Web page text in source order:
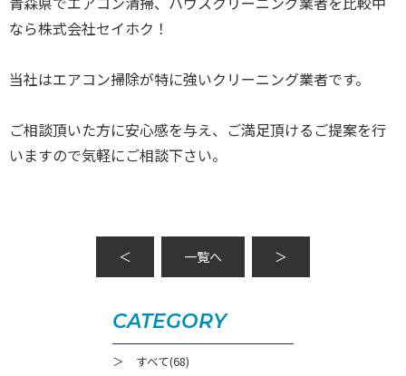
なら株式会社セイホク！
当社はエアコン掃除が特に強いクリーニング業者です。
ご相談頂いた方に安心感を与え、ご満足頂けるご提案を行
いますので気軽にご相談下さい。
＜ 一覧へ ＞
CATEGORY
＞ すべて(68)